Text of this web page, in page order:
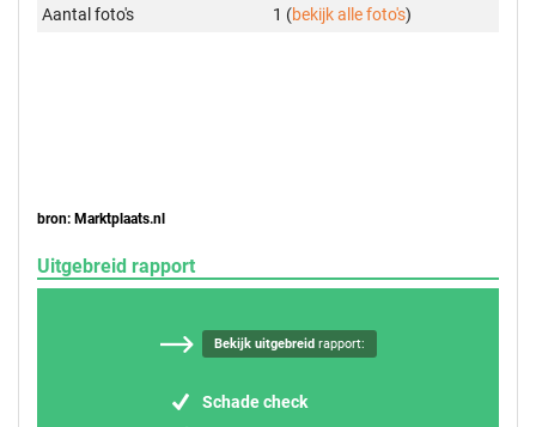
Aantal foto's 1 (bekijk alle foto's)
bron: Marktplaats.nl
Uitgebreid rapport
Bekijk uitgebreid rapport:
Schade check